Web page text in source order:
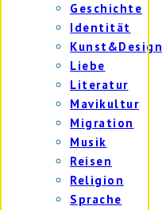
Geschichte
Identität
Kunst&Design
Liebe
Literatur
Mavikultur
Migration
Musik
Reisen
Religion
Sprache